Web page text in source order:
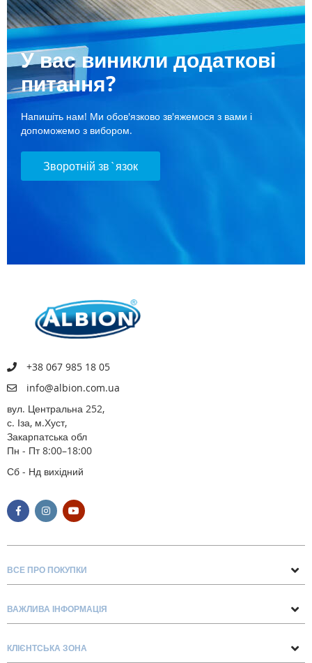
У вас виникли додаткові
питання?
Напишіть нам! Ми обов'язково зв'яжемося з вами і
допоможемо з вибором.
Зворотній зв`язок
+38 067 985 18 05
info@albion.com.ua
вул. Центральна 252,
с. Іза, м.Хуст,
Закарпатська обл
Пн - Пт 8:00–18:00
Сб - Нд вихідний
ВСЕ ПРО ПОКУПКИ
Про нас
Блог
ВАЖЛИВА ІНФОРМАЦІЯ
Доставка та оплата
КЛІЄНТСЬКА ЗОНА